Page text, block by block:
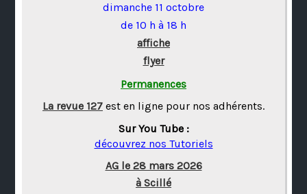
dimanche 11 octobre
de 10 h à 18 h
affiche
flyer
Permanences
La revue 127 est en ligne pour nos adhérents.
Sur You Tube :
découvrez nos Tutoriels
AG le 28 mars 2026
à Scillé